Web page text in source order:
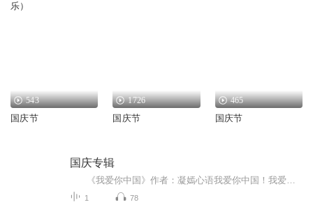
乐）
543
国庆节
1726
国庆节
465
国庆节
国庆专辑
1 78